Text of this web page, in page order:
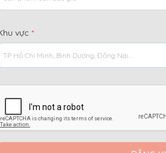
PHÁP TẠO HÌNH
để đổ sàn?
xử lý đặc biệt, giúp bề mặt
vực *